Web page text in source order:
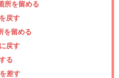
所を留める
戻す
を留める
戻す
る
差す